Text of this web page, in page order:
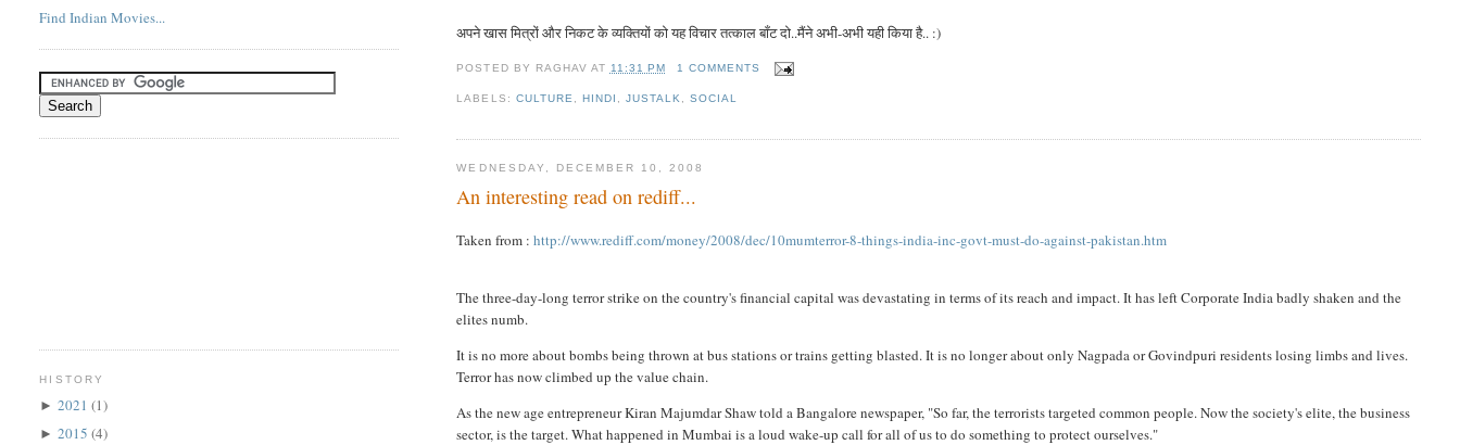
अपने खास मित्रों और निकट के व्यक्तियों को यह विचार तत्काल बाँट दो..मैंने अभी-अभी यही किया है.. :)
POSTED BY RAGHAV AT 11:31 PM 1 COMMENTS
LABELS: CULTURE HINDI JUSTALK SOCIAL
WEDNESDAY, DECEMBER 10, 2008
An interesting read on rediff...
Taken from :http://www.rediff.com/money/2008/dec/10mumterror-8-things-india-inc-govt-must-do-against-pakistan.htm
The three-day-long terror strike on the country's financial capital was devastating in terms of its reach and impact. It has left Corporate India badly shaken and the
elites numb.
It is no more about bombs being thrown at bus stations or trains getting blasted. It is no longer about only Nagpada or Govindpuri residents losing limbs and lives.
Terror has now climbed up the value chain.
As the new age entrepreneur Kiran Majumdar Shaw told a Bangalore newspaper, "So far, the terrorists targeted common people. Now the society's elite, the business
sector, is the target. What happened in Mumbai is a loud wake-up call for all of us to do something to protect ourselves."
Find Indian Movies...
HISTORY
►2021(1)
►2015(4)